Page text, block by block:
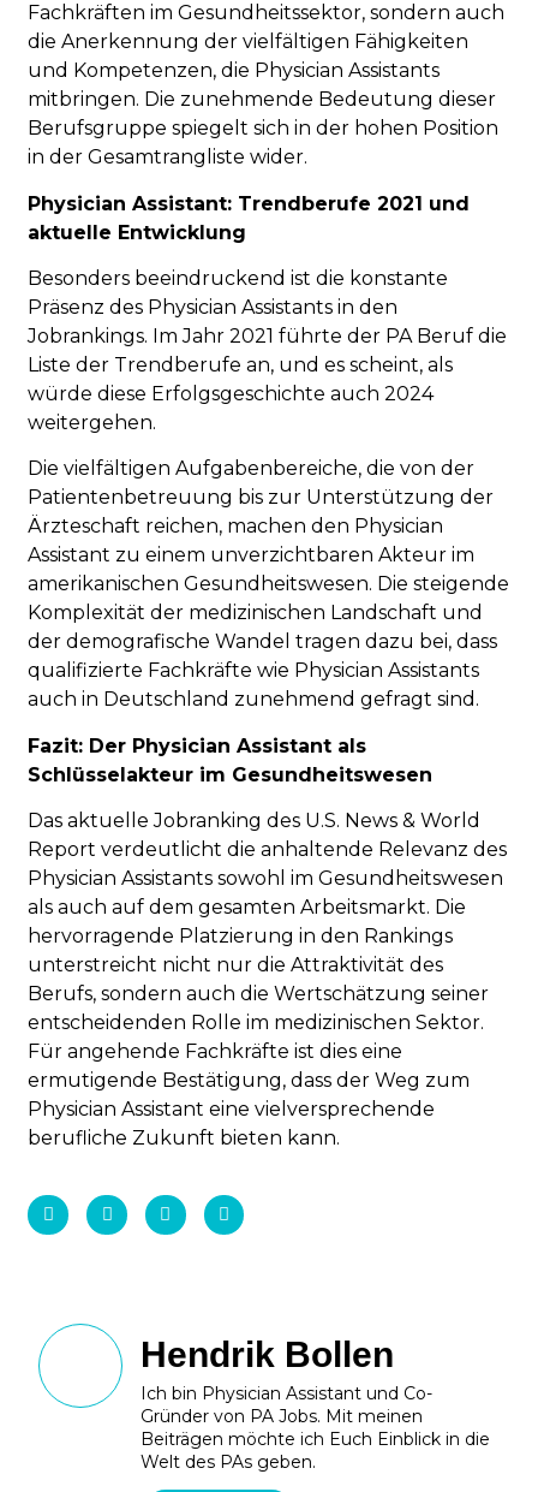
Fachkräften im Gesundheitssektor, sondern auch
die Anerkennung der vielfältigen Fähigkeiten
und Kompetenzen, die Physician Assistants
mitbringen. Die zunehmende Bedeutung dieser
Berufsgruppe spiegelt sich in der hohen Position
in der Gesamtrangliste wider.
Physician Assistant: Trendberufe 2021 und
aktuelle Entwicklung
Besonders beeindruckend ist die konstante
Präsenz des Physician Assistants in den
Jobrankings. Im Jahr 2021 führte der PA Beruf die
Liste der Trendberufe an, und es scheint, als
würde diese Erfolgsgeschichte auch 2024
weitergehen.
Die vielfältigen Aufgabenbereiche, die von der
Patientenbetreuung bis zur Unterstützung der
Ärzteschaft reichen, machen den Physician
Assistant zu einem unverzichtbaren Akteur im
amerikanischen Gesundheitswesen. Die steigende
Komplexität der medizinischen Landschaft und
der demografische Wandel tragen dazu bei, dass
qualifizierte Fachkräfte wie Physician Assistants
auch in Deutschland zunehmend gefragt sind.
Fazit: Der Physician Assistant als
Schlüsselakteur im Gesundheitswesen
Das aktuelle Jobranking des U.S. News & World
Report verdeutlicht die anhaltende Relevanz des
Physician Assistants sowohl im Gesundheitswesen
als auch auf dem gesamten Arbeitsmarkt. Die
hervorragende Platzierung in den Rankings
unterstreicht nicht nur die Attraktivität des
Berufs, sondern auch die Wertschätzung seiner
entscheidenden Rolle im medizinischen Sektor.
Für angehende Fachkräfte ist dies eine
ermutigende Bestätigung, dass der Weg zum
Physician Assistant eine vielversprechende
berufliche Zukunft bieten kann.
Hendrik Bollen
Ich bin Physician Assistant und Co-
Gründer von PA Jobs. Mit meinen
Beiträgen möchte ich Euch Einblick in die
Welt des PAs geben.